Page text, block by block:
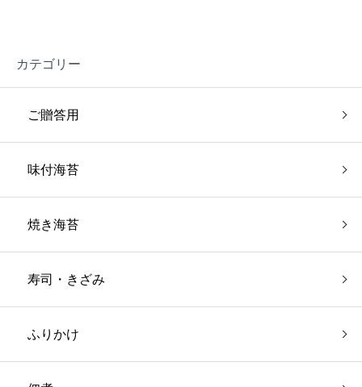
カテゴリー
ご贈答用
味付海苔
焼き海苔
寿司・きざみ
ふりかけ